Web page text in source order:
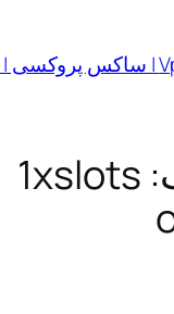
1xslots